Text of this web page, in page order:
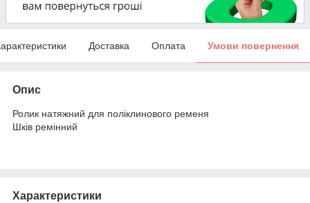
Доставка Оплата Умови повернення
Опис
Ролик натяжний для поліклинового ременя
Шків ремінний
Характеристики